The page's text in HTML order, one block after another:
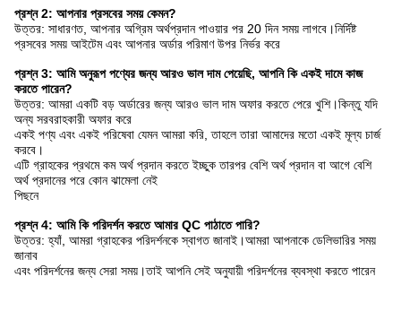
প্রশ্ন 2: আপনার প্রসবের সময় কেমন?
উত্তর: সাধারণত, আপনার অগ্রিম অর্থপ্রদান পাওয়ার পর 20 দিন সময় লাগবে।নির্দিষ্ট
প্রসবের সময় আইটেম এবং আপনার অর্ডার পরিমাণ উপর নির্ভর করে
প্রশ্ন 3: আমি অনুরূপ পণ্যের জন্য আরও ভাল দাম পেয়েছি, আপনি কি একই দামে কাজ
করতে পারেন?
উত্তর: আমরা একটি বড় অর্ডারের জন্য আরও ভাল দাম অফার করতে পেরে খুশি।কিন্তু যদি
অন্য সরবরাহকারী অফার করে
একই পণ্য এবং একই পরিষেবা যেমন আমরা করি, তাহলে তারা আমাদের মতো একই মূল্য চার্জ
করবে।
এটি গ্রাহকের প্রথমে কম অর্থ প্রদান করতে ইচ্ছুক তারপর বেশি অর্থ প্রদান বা আগে বেশি
অর্থ প্রদানের পরে কোন ঝামেলা নেই
পিছনে
প্রশ্ন 4: আমি কি পরিদর্শন করতে আমার QC পাঠাতে পারি?
উত্তর: হ্যাঁ, আমরা গ্রাহকের পরিদর্শনকে স্বাগত জানাই।আমরা আপনাকে ডেলিভারির সময়
জানাব
এবং পরিদর্শনের জন্য সেরা সময়।তাই আপনি সেই অনুযায়ী পরিদর্শনের ব্যবস্থা করতে পারেন